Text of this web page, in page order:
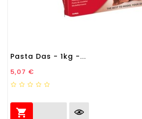
Pasta Das - 1kg -...
Prezzo
5,07 €
